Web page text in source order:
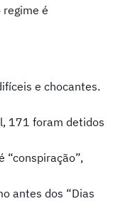
é
e chocantes.
171 foram detidos
“conspiração”,
antes dos “Dias